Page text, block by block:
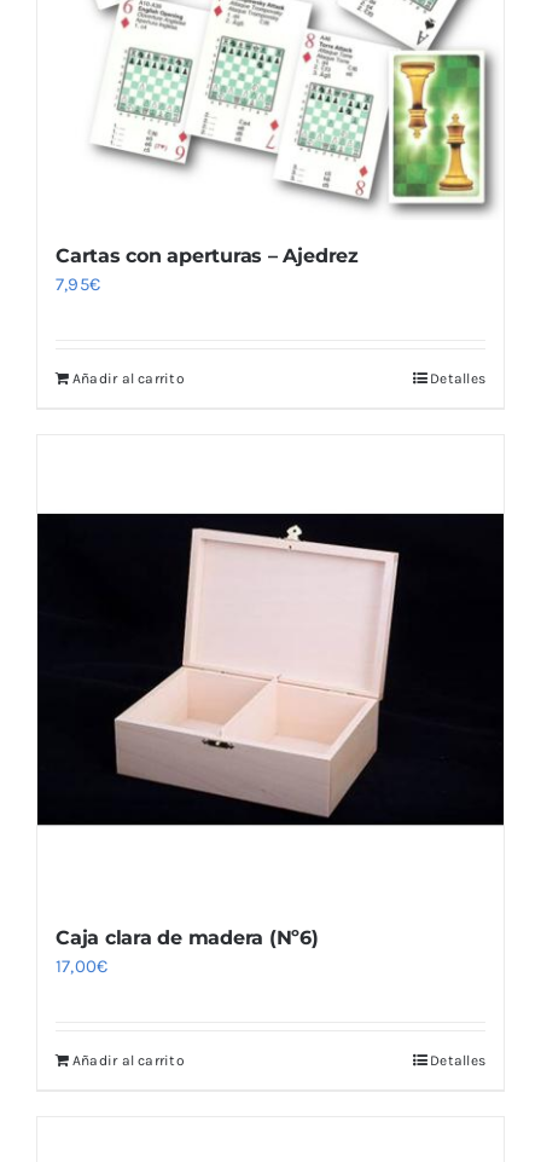
Cartas con aperturas – Ajedrez
7,95€
Añadir al carrito Detalles
Caja clara de madera (Nº6)
17,00€
Añadir al carrito Detalles